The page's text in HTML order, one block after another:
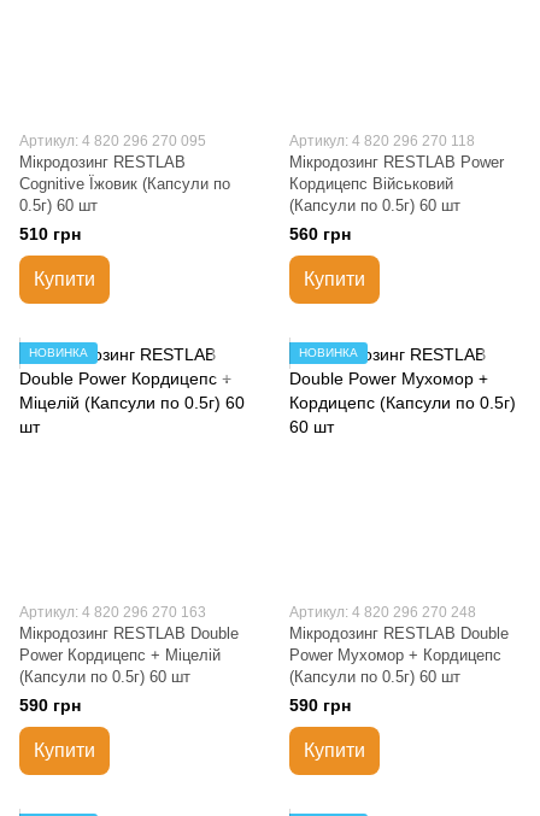
Артикул: 4 820 296 270 095
Мікродозинг RESTLAB
Cognitive Їжовик (Капсули по
0.5г) 60 шт
510 грн
Купити
Артикул: 4 820 296 270 118
Мікродозинг RESTLAB Power
Кордицепс Військовий
(Капсули по 0.5г) 60 шт
560 грн
Купити
НОВИНКА
Артикул: 4 820 296 270 163
Мікродозинг RESTLAB Double
Power Кордицепс + Міцелій
(Капсули по 0.5г) 60 шт
590 грн
Купити
НОВИНКА
Артикул: 4 820 296 270 248
Мікродозинг RESTLAB Double
Power Мухомор + Кордицепс
(Капсули по 0.5г) 60 шт
590 грн
Купити